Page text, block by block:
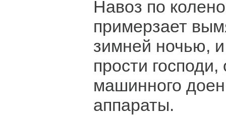
Навоз по
примерзает
зимней ночью,
прости господи,
машинного
аппараты.